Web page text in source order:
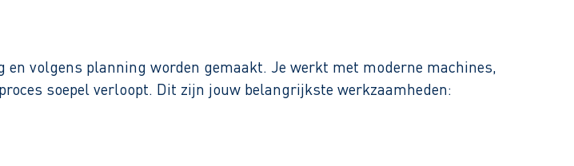
volgens planning worden gemaakt. Je werkt met moderne machines,
soepel verloopt. Dit zijn jouw belangrijkste werkzaamheden: